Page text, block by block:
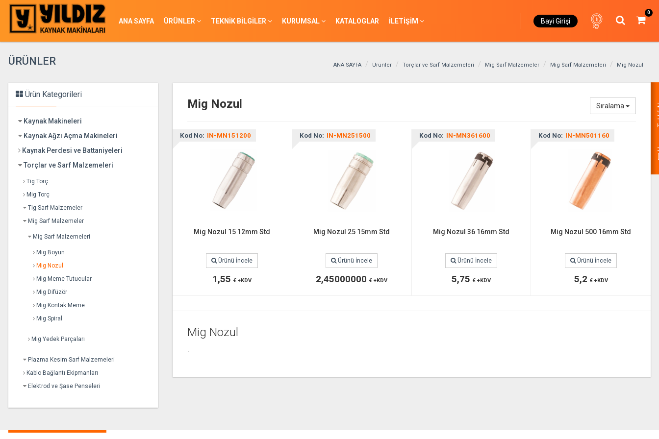
Bayi Girişi
0
ANA SAYFA ÜRÜNLER TEKNİK BİLGİLER KURUMSAL KATALOGLAR İLETİŞİM
ÜRÜNLER ANA SAYFA Ürünler Torçlar ve Sarf Malzemeleri Mig Sarf Malzemeler Mig Sarf Malzemeleri Mig Nozul
Ürün Kategorileri
Kaynak Makineleri
Kaynak Ağzı Açma Makineleri
Kaynak Perdesi ve Battaniyeleri
Torçlar ve Sarf Malzemeleri
Tig Torç
Mig Torç
Tig Sarf Malzemeler
Mig Sarf Malzemeler
Mig Sarf Malzemeleri
Mig Boyun
Mig Nozul
Mig Meme Tutucular
Mig Difüzör
Mig Kontak Meme
Mig Spiral
Mig Yedek Parçaları
Plazma Kesim Sarf Malzemeleri
Kablo Bağlantı Ekipmanları
Elektrod ve Şase Penseleri
Mig Nozul Sıralama
Kod No: IN-MN151200
Mig Nozul 15 12mm Std
Ürünü İncele
1,55€ +KDV
Kod No: IN-MN251500
Mig Nozul 25 15mm Std
Ürünü İncele
2,45000000€ +KDV
Kod No: IN-MN361600
Mig Nozul 36 16mm Std
Ürünü İncele
5,75 € +KDV
Kod No: IN-MN501160
Mig Nozul 500 16mm Std
Ürünü İncele
5,2 € +KDV
Mig Nozul
-